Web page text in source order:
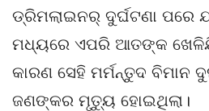
ଡ୍ରିମଲାଇନର୍ ଦୁର୍ଘଟଣା ପରେ
ମଧ୍ୟରେ ଏପରି ଆତଙ୍କ
କାରଣ ସେହି ମର୍ମନ୍ତୁଦ ବିମାନ
ଜଣଙ୍କର ମୃତ୍ୟୁ ହୋଇଥିଲା।